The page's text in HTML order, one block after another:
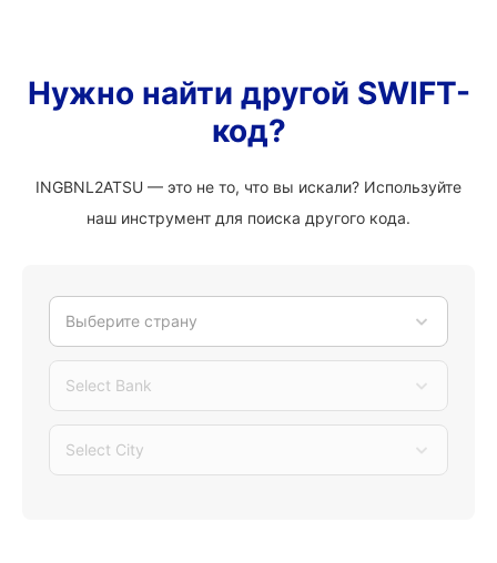
Нужно найти другой SWIFT-
код?
INGBNL2ATSU — это не то, что вы искали? Используйте
наш инструмент для поиска другого кода.
Выберите страну
Select Bank
Select City